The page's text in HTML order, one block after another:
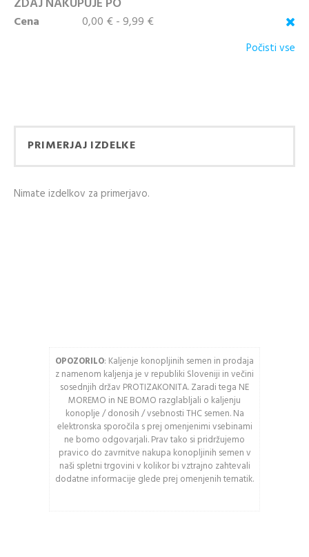
Cena 0,00 € - 9,99 €
Počisti vse
PRIMERJAJ IZDELKE
Nimate izdelkov za primerjavo.
OPOZORILO: Kaljenje konopljinih semen in prodaja
z namenom kaljenja je v republiki Sloveniji in večini
sosednjih držav PROTIZAKONITA. Zaradi tega NE
MOREMO in NE BOMO razglabljali o kaljenju
konoplje / donosih / vsebnosti THC semen. Na
elektronska sporočila s prej omenjenimi vsebinami
ne bomo odgovarjali. Prav tako si pridržujemo
pravico do zavrnitve nakupa konopljinih semen v
naši spletni trgovini v kolikor bi vztrajno zahtevali
dodatne informacije glede prej omenjenih tematik.
veliko prednosti:
Ogled stanja
Zgodovina slednja
RAČUNA
Osveži varnostno
kodo
Pozor: Captcha razlikuje
med velikimi in malimi
črkami.
PRIJAVA